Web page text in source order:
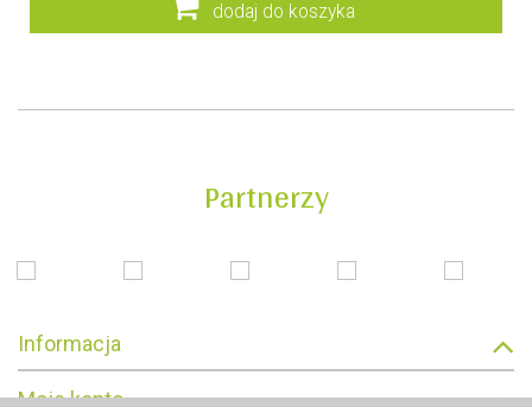
dodaj do koszyka
Partnerzy
Informacja
Moje konto